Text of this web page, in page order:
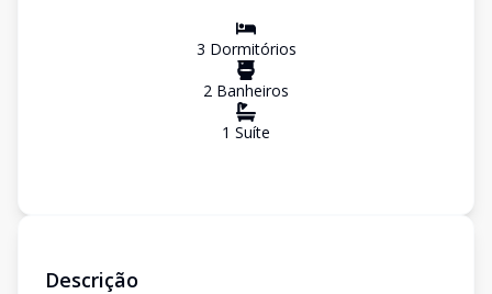
3 Dormitórios
2 Banheiros
1 Suíte
Descrição